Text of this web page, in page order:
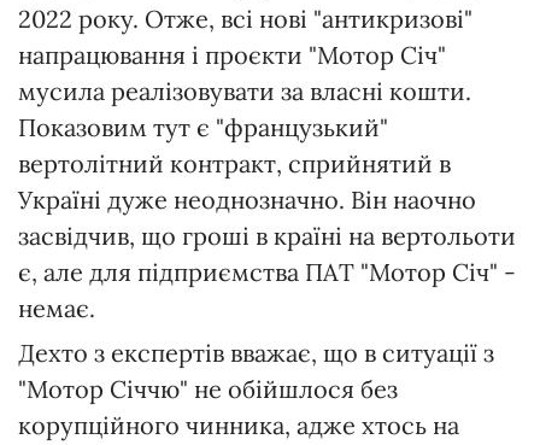
2022 року. Отже, всі нові "антикризові"
напрацювання і проєкти "Мотор Січ"
мусила реалізовувати за власні кошти.
Показовим тут є "французький"
вертолітний контракт, сприйнятий в
Україні дуже неоднозначно. Він наочно
засвідчив, що гроші в країні на вертольоти
є, але для підприємства ПАТ "Мотор Січ" -
немає.
Дехто з експертів вважає, що в ситуації з
"Мотор Січчю" не обійшлося без
корупційного чинника, адже хтось на